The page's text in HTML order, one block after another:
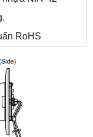
RoHS